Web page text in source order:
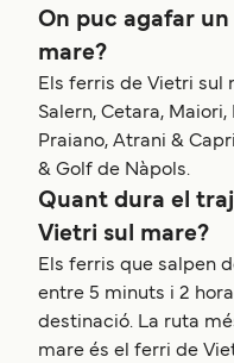
On puc agafar un
mare?
Els ferris de Vietri sul
Salern, Cetara,
Praiano, Atrani &
& Golf de Nàpols.
Quant dura el
Vietri sul mare?
Els ferris que salpen
entre 5 minuts i 2
destinació. La ruta
mare és el ferri de